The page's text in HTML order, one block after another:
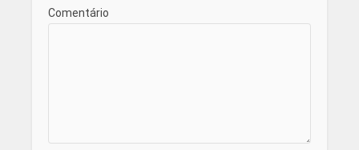
Comentário